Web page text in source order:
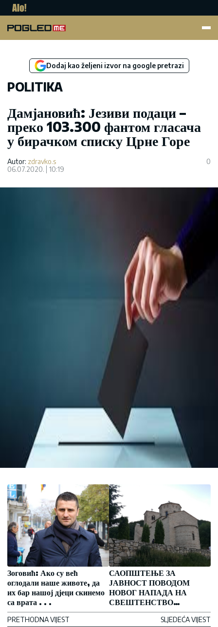
Dodaj kao željeni izvor na google pretrazi
POLITIKA
Дамјановић: Језиви подаци –
преко 103.300 фантом гласача
у бирачком списку Црне Горе
Autor: zdravko.s
06.07.2020.
10:19
0
Зоговић: Ако су већ
оглодали наше животе, да
их бар нашој дјеци скинемо
са врата . . .
PRETHODNA VIJEST
САОПШТЕЊЕ ЗА
ЈАВНОСТ ПОВОДОМ
НОВОГ НАПАДА НА
СВЕШТЕНСТВО
ЕПАРХИЈЕ
БУДИМЉАНСКО-SLJEDEĆA VIJEST